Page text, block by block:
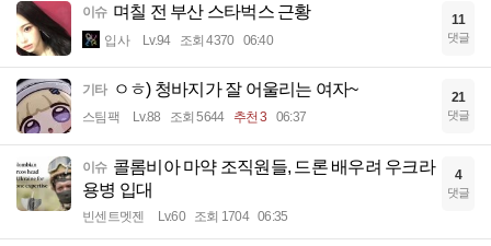
이슈 며칠 전 부산 스타벅스 근황
입사 Lv.94 조회 4370 06:40
11
댓글
기타 ㅇㅎ) 청바지가 잘 어울리는 여자~
스팀팩 Lv.88 조회 5644 추천 3 06:37
21
댓글
이슈 콜롬비아 마약 조직원들, 드론 배우려 우크라
용병 입대
빈센트멧젠 Lv.60 조회 1704 06:35
4
댓글